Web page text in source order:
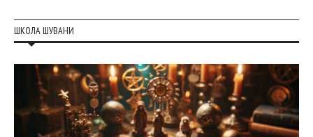
ШКОЛА ШУВАНИ